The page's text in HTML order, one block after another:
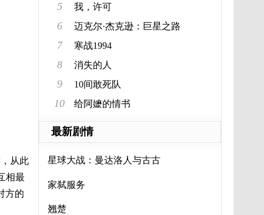
从此
相最
方的
5 我，许可
6 迈克尔·杰克逊：巨星之路
7 寒战1994
8 消失的人
9 10间敢死队
10 给阿嬷的情书
最新剧情
星球大战：曼达洛人与古古
家弑服务
翘楚